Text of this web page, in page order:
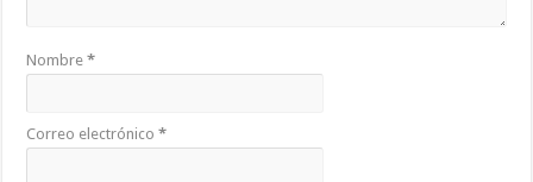
Nombre*
Correo electrónico*